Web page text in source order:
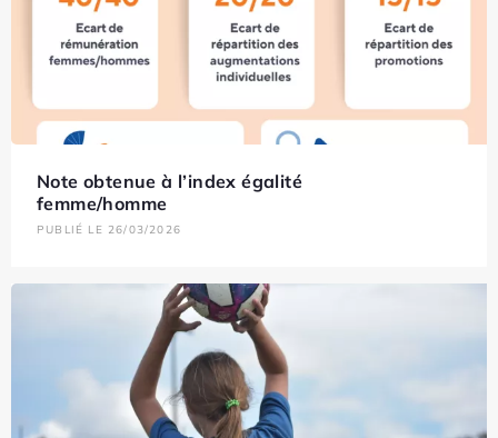
Note obtenue à l’index égalité
femme/homme
PUBLIÉ LE 26/03/2026